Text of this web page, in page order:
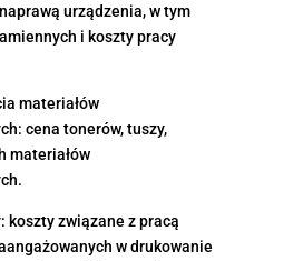
urządzenia, w tym
i koszty pracy
materiałów
cena tonerów, tuszy,
materiałów
koszty związane z pracą
w drukowanie